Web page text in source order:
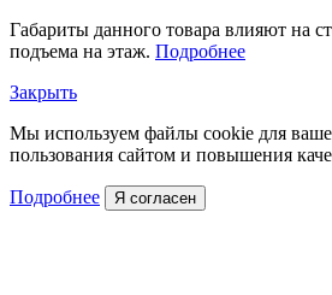
Габариты данного товара влияют на
подъема на этаж. Подробнее
Закрыть
Мы используем файлы cookie для
пользования сайтом и повышения
Подробнее Я согласен